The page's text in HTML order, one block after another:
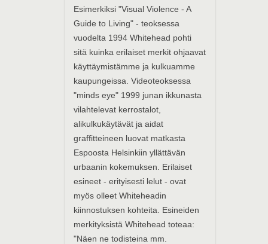
Esimerkiksi "Visual Violence - A
Guide to Living" - teoksessa
vuodelta 1994 Whitehead pohti
sitä kuinka erilaiset merkit ohjaavat
käyttäymistämme ja kulkuamme
kaupungeissa. Videoteoksessa
"minds eye" 1999 junan ikkunasta
vilahtelevat kerrostalot,
alikulkukäytävät ja aidat
graffitteineen luovat matkasta
Espoosta Helsinkiin yllättävän
urbaanin kokemuksen. Erilaiset
esineet - erityisesti lelut - ovat
myös olleet Whiteheadin
kiinnostuksen kohteita. Esineiden
merkityksistä Whitehead toteaa:
"Näen ne todisteina mm.